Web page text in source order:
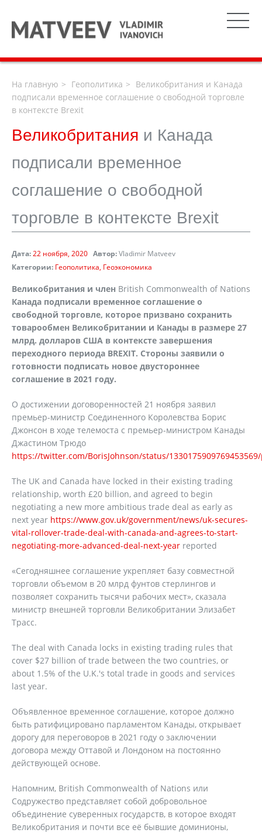
На главную Геополитика
Великобритания и Канада
подписали временное соглашение о свободной торговле
в контексте Brexit
Великобритания и Канада
подписали временное
соглашение о свободной
торговле в контексте Brexit
Дата:22 ноября, 2020 Автор:Vladimir Matveev
Категории: Геополитика Геоэкономика
Великобритания и член British Commonwealth of Nations
Канада подписали временное соглашение о
свободной торговле, которое призвано сохранить
товарообмен Великобритании и Канады в размере 27
млрд. долларов США в контексте завершения
переходного периода BREXIT. Стороны заявили о
готовности подписать новое двустороннее
соглашение в 2021 году.
О достижении договоренностей 21 ноября заявил
премьер-министр Соединенного Королевства Борис
Джонсон в ходе телемоста с премьер-министром Канады
Джастином Трюдо
https://twitter.com/BorisJohnson/status/
The UK and Canada have locked in their existing trading
relationship, worth £20 billion, and agreed to begin
negotiating a new more ambitious trade deal as early as
next year https://www.gov.uk/government/news/uk-secures-
vital-rollover-trade-deal-with-canada-and-agrees-to-start-
negotiating-more-advanced-deal-next-year reported
«Сегодняшнее соглашение укрепляет базу совместной
торговли объемом в 20 млрд фунтов стерлингов и
позволяет сохранить тысячи рабочих мест», сказала
министр внешней торговли Великобритании Элизабет
Трасс.
The deal with Canada locks in existing trading rules that
cover $27 billion of trade between the two countries, or
about 1.5% of the U.K.'s total trade in goods and services
last year.
Объявленное временное соглашение, которое должно
быть ратифицировано парламентом Канады, открывает
дорогу для переговоров в 2021 году о заключении
договора между Оттавой и Лондоном на постоянно
действующей основе.
Напомним, British Commonwealth of Nations или
Содружество представляет собой добровольное
объединение суверенных государств, в которое входят
Великобритания и почти все её бывшие доминионы,